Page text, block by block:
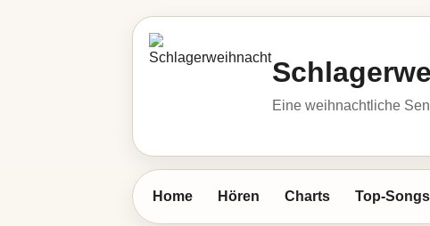
Eine weihnachtliche
Home Hören Charts Top-